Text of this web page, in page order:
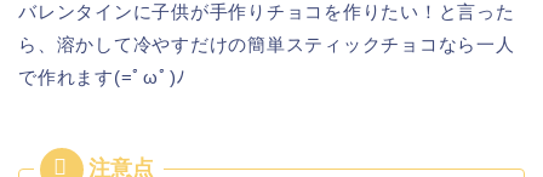
バレンタインに子供が手作りチョコを作りたい！と言った
ら、溶かして冷やすだけの簡単スティックチョコなら一人
で作れます(=ﾟωﾟ)ﾉ